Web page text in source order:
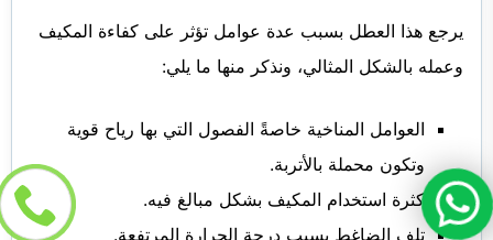
يرجع هذا العطل بسبب عدة عوامل تؤثر على كفاءة المكيف
وعمله بالشكل المثالي، ونذكر منها ما يلي:
العوامل المناخية خاصةً الفصول التي بها رياح قوية
وتكون محملة بالأتربة.
كثرة استخدام المكيف بشكل مبالغ فيه.
تلف الضاغط بسبب درجة الحرارة المرتفعة.